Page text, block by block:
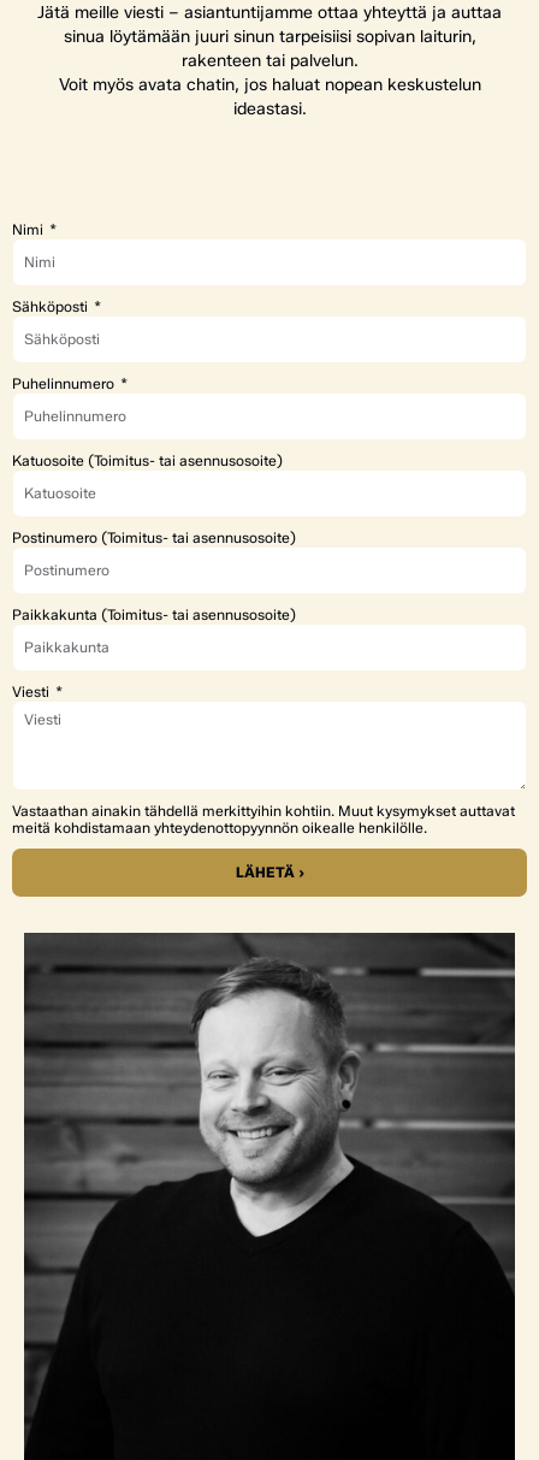
Jätä meille viesti – asiantuntijamme ottaa yhteyttä ja auttaa
sinua löytämään juuri sinun tarpeisiisi sopivan laiturin,
rakenteen tai palvelun.
Voit myös avata chatin, jos haluat nopean keskustelun
ideastasi.
Nimi
Sähköposti
Puhelinnumero
Katuosoite (Toimitus- tai asennusosoite)
Postinumero (Toimitus- tai asennusosoite)
Paikkakunta (Toimitus- tai asennusosoite)
Viesti
Vastaathan ainakin tähdellä merkittyihin kohtiin. Muut kysymykset auttavat
meitä kohdistamaan yhteydenottopyynnön oikealle henkilölle.
LÄHETÄ ›